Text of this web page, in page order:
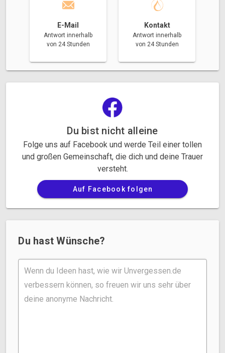
E-Mail
Antwort innerhalb
von 24 Stunden
Kontakt
Antwort innerhalb
von 24 Stunden
Du bist nicht alleine
Folge uns auf Facebook und werde Teil einer tollen
und großen Gemeinschaft, die dich und deine Trauer
versteht.
Auf Facebook folgen
Du hast Wünsche?